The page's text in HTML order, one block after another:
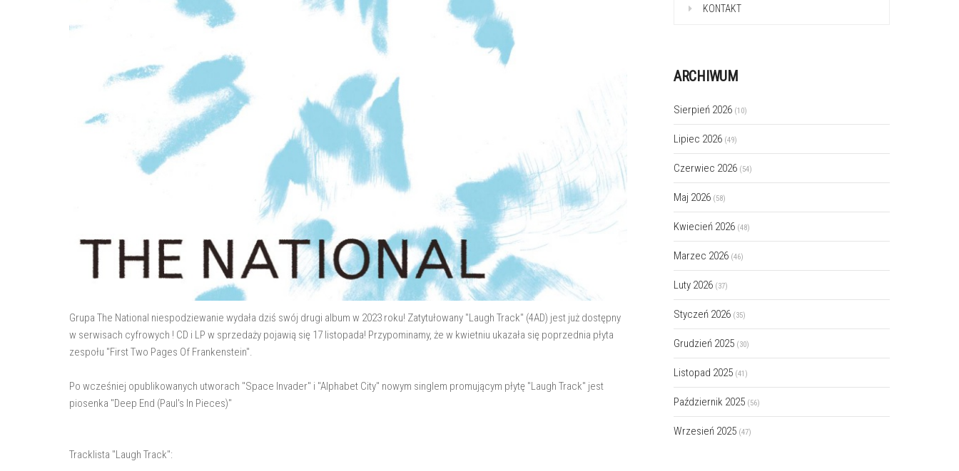
Grupa The National niespodziewanie wydała dziś swój drugi album w 2023 roku! Zatytułowany "Laugh Track" (4AD) jest już dostępny
w serwisach cyfrowych ! CD i LP w sprzedaży pojawią się 17 listopada! Przypominamy, że w kwietniu ukazała się poprzednia płyta
zespołu "First Two Pages Of Frankenstein".
Po wcześniej opublikowanych utworach "Space Invader" i "Alphabet City" nowym singlem promującym płytę "Laugh Track" jest
piosenka "Deep End (Paul's In Pieces)"
Tracklista "Laugh Track":
KONTAKT
ARCHIWUM
Sierpień 2026 (10)
Lipiec 2026 (49)
Czerwiec 2026 (54)
Maj 2026 (58)
Kwiecień 2026 (48)
Marzec 2026 (46)
Luty 2026 (37)
Styczeń 2026 (35)
Grudzień 2025 (30)
Listopad 2025 (41)
Październik 2025 (56)
Wrzesień 2025 (47)